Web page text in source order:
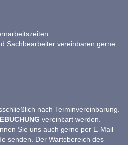
Sachbearbeiter vereinbaren gerne
nach Terminvereinbarung.
vereinbart werden.
Sie uns auch gerne per E-Mail
senden. Der Wartebereich des